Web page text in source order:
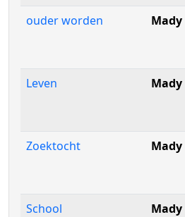
ouder worden
Mady
Leven
Mady
Zoektocht
Mady
School
Mady